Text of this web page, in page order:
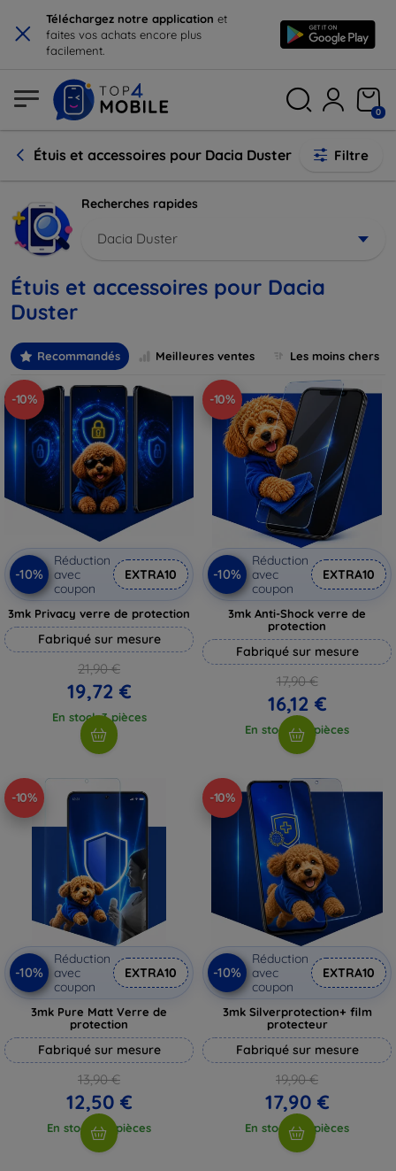
× Téléchargez notre application et
faites vos achats encore plus
facilement.
0
Étuis et accessoires pour Dacia Duster Filtre
Recherches rapides
Dacia Duster
Étuis et accessoires pour Dacia
Duster
Recommandés Meilleures ventes Les moins chers
-10%
-10%
Réduction
avec
coupon
EXTRA10
3mk Privacy verre de protection
Fabriqué sur mesure
21,90 €
19,72 €
En stock 3 pièces
-10%
-10%
Réduction
avec
coupon
EXTRA10
3mk Anti-Shock verre de
protection
Fabriqué sur mesure
17,90 €
16,12 €
En stock > 5 pièces
-10%
-10%
Réduction
avec
coupon
EXTRA10
3mk Pure Matt Verre de
protection
Fabriqué sur mesure
13,90 €
12,50 €
En stock > 5 pièces
-10%
-10%
Réduction
avec
coupon
EXTRA10
3mk Silverprotection+ film
protecteur
Fabriqué sur mesure
19,90 €
17,90 €
En stock > 5 pièces